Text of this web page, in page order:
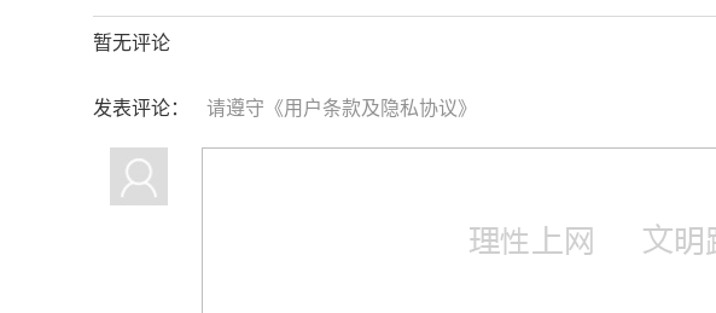
暂无评论
发表评论： 请遵守 《用户条款及隐私协议》